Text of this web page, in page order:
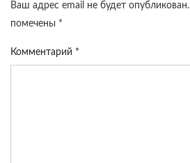
Ваш адрес email не будет опубликован.
помечены *
Комментарий *